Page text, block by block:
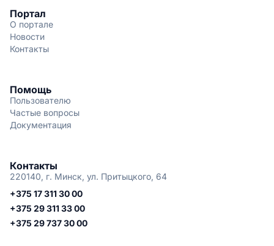
Портал
О портале
Новости
Контакты
Помощь
Пользователю
Частые вопросы
Документация
Контакты
220140, г. Минск, ул. Притыцкого, 64
+375 17 311 30 00
+375 29 311 33 00
+375 29 737 30 00